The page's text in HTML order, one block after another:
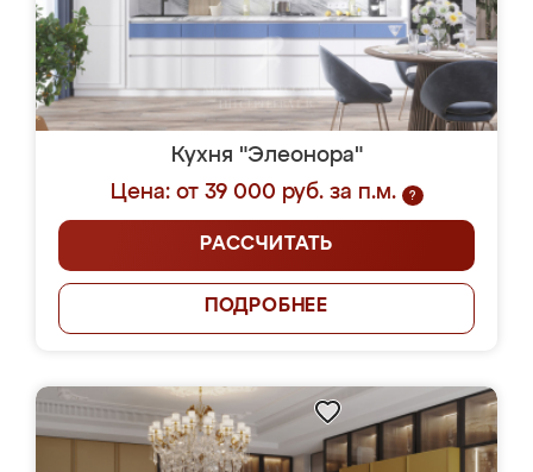
Кухня "Элеонора"
Цена: от 39 000 руб. за п.м.
?
РАССЧИТАТЬ
ПОДРОБНЕЕ